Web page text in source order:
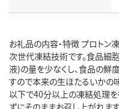
お礼品の内容・特徴 プロトン
次世代凍結技術です。食品細
液)の量を少なくし、食品の鮮
すので本来の生ほたるいかの
以下で40分以上の凍結処理を
ずにそのままお召し上がれま